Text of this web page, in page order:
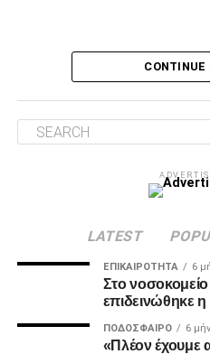
κλειστή του γωνία, μετά από
Το πολυπόθητο γκολ για τον
κεφαλιά ακριβείας έστειλε
CONTINUE
LATEST
ΕΠΙΚΑΙΡΌΤΗΤΑ 6
Στο
επιδεινώθηκε η
ΠΟΔΌΣΦΑΙΡΟ 6
«Πλέον έχουμε